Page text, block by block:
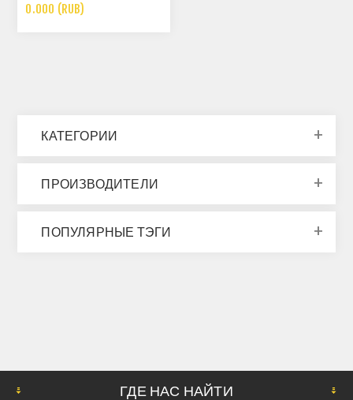
0.000 (RUB)
КАТЕГОРИИ
ПРОИЗВОДИТЕЛИ
ПОПУЛЯРНЫЕ ТЭГИ
ГДЕ НАС НАЙТИ